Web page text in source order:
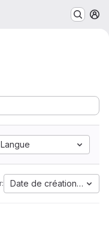
Langue
Date de création la plus